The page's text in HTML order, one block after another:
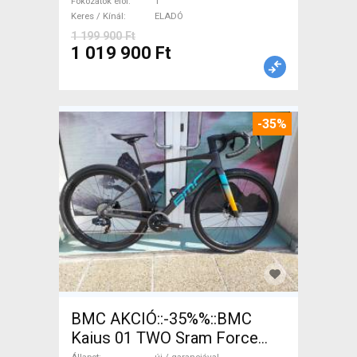
Keres / Kínál
ELADÓ
1 199 900 Ft
1 019 900 Ft
-35%
BMC AKCIÓ::-35%%::BMC
Kaius 01 TWO Sram Force